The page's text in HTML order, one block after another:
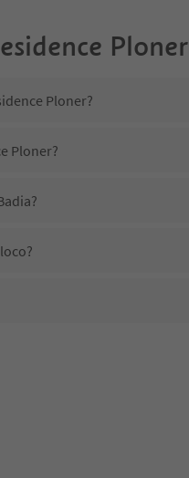
Ploner
Ploner?
Ploner?
Ploner?
Guest Pass?